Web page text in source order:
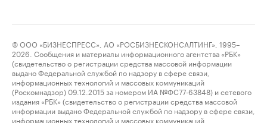
© ООО «БИЗНЕСПРЕСС», АО «РОСБИЗНЕСКОНСАЛТИНГ», 1995–
2026. Сообщения и материалы информационного агентства «РБК»
(свидетельство о регистрации средства массовой информации
выдано Федеральной службой по надзору в сфере связи,
информационных технологий и массовых коммуникаций
(Роскомнадзор) 09.12.2015 за номером ИА №ФС77-63848) и сетевого
издания «РБК» (свидетельство о регистрации средства массовой
информации выдано Федеральной службой по надзору в сфере связи,
информационных технологий и массовых коммуникаций